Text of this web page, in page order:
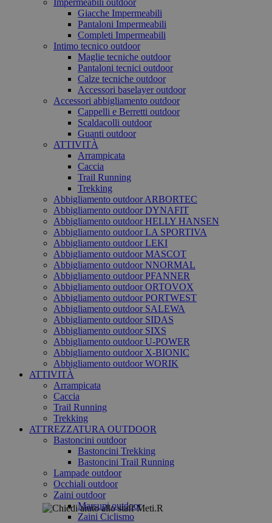
Impermeabili outdoor
Giacche Impermeabili
Pantaloni Impermeabili
Completi Impermeabili
Intimo tecnico outdoor
Maglie tecniche outdoor
Pantaloni tecnici outdoor
Calze tecniche outdoor
Accessori baselayer outdoor
Accessori abbigliamento outdoor
Cappelli e Berretti outdoor
Scaldacolli outdoor
Guanti outdoor
ATTIVITÀ
Arrampicata
Caccia
Trail Running
Trekking
Abbigliamento outdoor ARBORTEC
Abbigliamento outdoor DYNAFIT
Abbigliamento outdoor HELLY HANSEN
Abbigliamento outdoor LA SPORTIVA
Abbigliamento outdoor LEKI
Abbigliamento outdoor MASCOT
Abbigliamento outdoor NNORMAL
Abbigliamento outdoor PFANNER
Abbigliamento outdoor ORTOVOX
Abbigliamento outdoor PORTWEST
Abbigliamento outdoor SALEWA
Abbigliamento outdoor SIDAS
Abbigliamento outdoor SIXS
Abbigliamento outdoor U-POWER
Abbigliamento outdoor X-BIONIC
Abbigliamento outdoor WORIK
ATTIVITÀ
Arrampicata
Caccia
Trail Running
Trekking
ATTREZZATURA OUTDOOR
Bastoncini outdoor
Bastoncini Trekking
Bastoncini Trail Running
Lampade outdoor
Occhiali outdoor
Zaini outdoor
Marsupi outdoor
Zaini Ciclismo